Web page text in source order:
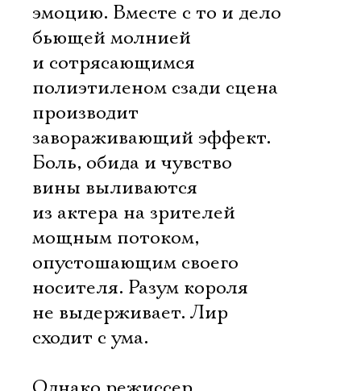
эмоцию. Вместе с то и дело
бьющей молнией
и сотрясающимся
полиэтиленом сзади сцена
производит
завораживающий эффект.
Боль, обида и чувство
вины выливаются
из актера на зрителей
мощным потоком,
опустошающим своего
носителя. Разум короля
не выдерживает. Лир
сходит с ума.